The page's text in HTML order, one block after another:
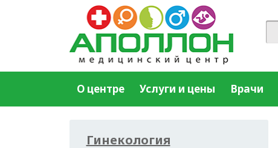
О центре Услуги и цены Врачи
Гинекология